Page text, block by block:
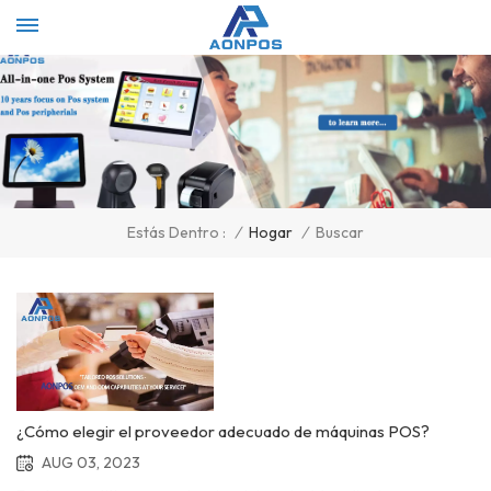
Estás Dentro : / Hogar / Buscar
¿Cómo elegir el proveedor adecuado de máquinas POS?
AUG 03, 2023